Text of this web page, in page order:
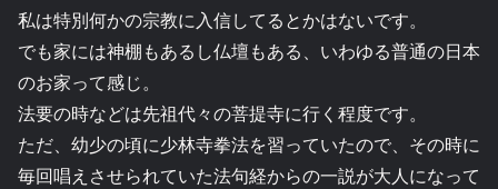
私は特別何かの宗教に入信してるとかはないです。
でも家には神棚もあるし仏壇もある、いわゆる普通の日本
のお家って感じ。
法要の時などは先祖代々の菩提寺に行く程度です。
ただ、幼少の頃に少林寺拳法を習っていたので、その時に
毎回唱えさせられていた法句経からの一説が大人になって